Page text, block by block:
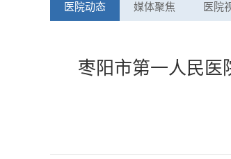
医院动态 媒体聚焦 医院
枣阳市第一人民医